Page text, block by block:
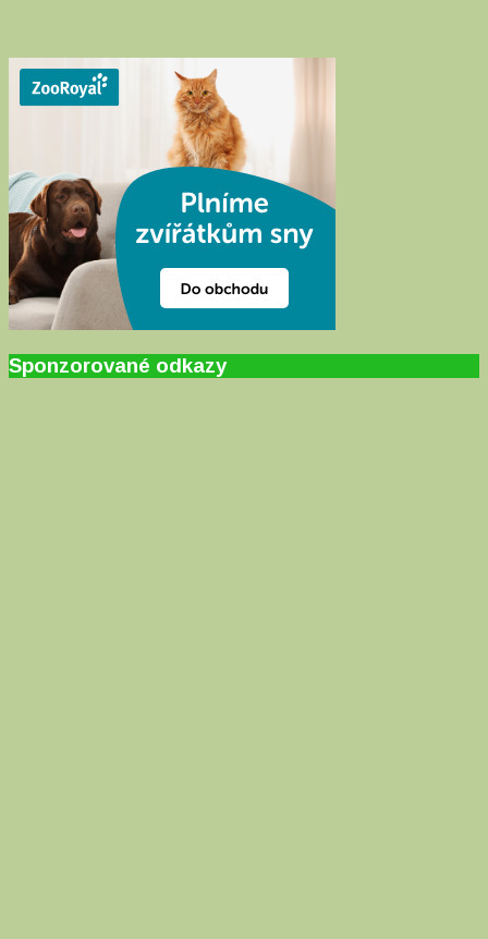
Sponzorované odkazy